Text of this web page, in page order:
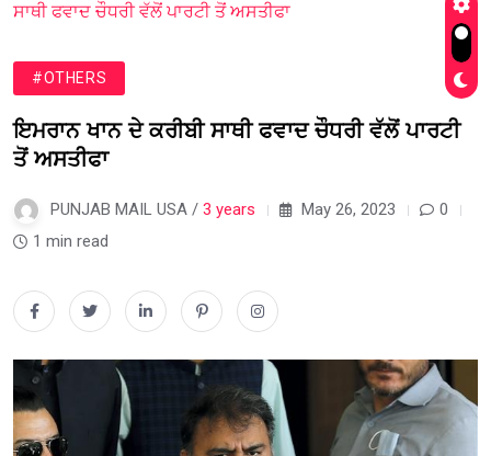
ਸਾਥੀ ਫਵਾਦ ਚੌਧਰੀ ਵੱਲੋਂ ਪਾਰਟੀ ਤੋਂ ਅਸਤੀਫਾ
#OTHERS
ਇਮਰਾਨ ਖਾਨ ਦੇ ਕਰੀਬੀ ਸਾਥੀ ਫਵਾਦ ਚੌਧਰੀ ਵੱਲੋਂ ਪਾਰਟੀ
ਤੋਂ ਅਸਤੀਫਾ
PUNJAB MAIL USA / 3 years May 26, 2023
0
1 min read